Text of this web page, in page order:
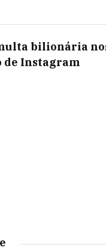
bilionária
Instagram